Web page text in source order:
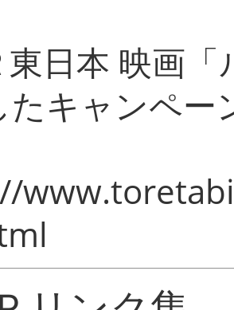
東日本 映画
たキャンペー